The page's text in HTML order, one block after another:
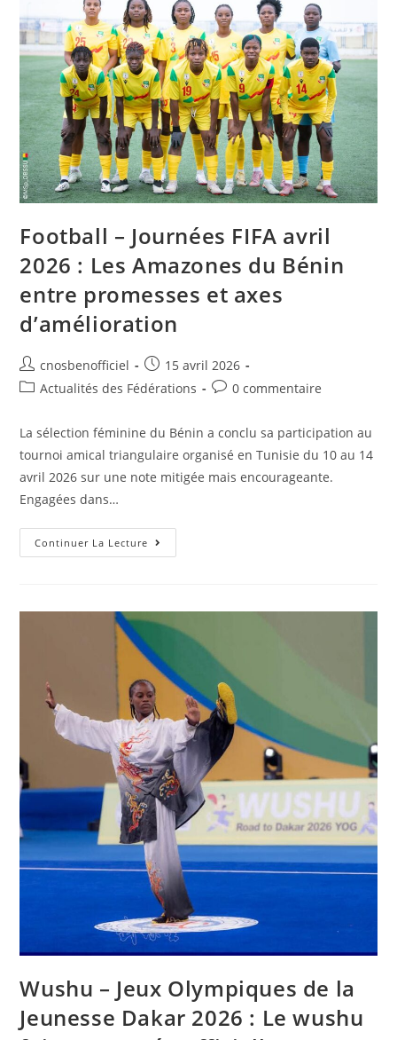
Football – Journées FIFA avril
2026 : Les Amazones du Bénin
entre promesses et axes
d’amélioration
cnosbenofficiel
15 avril 2026
Actualités des Fédérations
0 commentaire
La sélection féminine du Bénin a conclu sa participation au
tournoi amical triangulaire organisé en Tunisie du 10 au 14
avril 2026 sur une note mitigée mais encourageante.
Engagées dans…
Continuer La Lecture
Wushu – Jeux Olympiques de la
Jeunesse Dakar 2026 : Le wushu